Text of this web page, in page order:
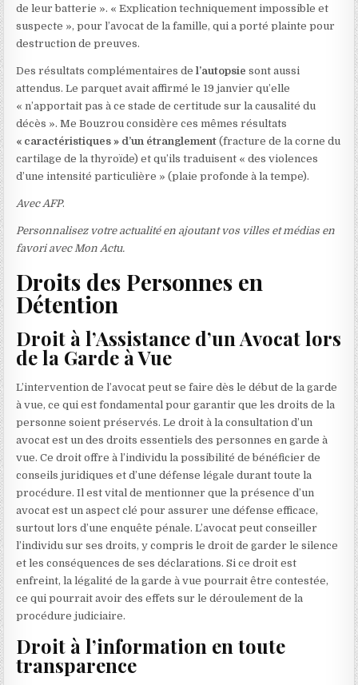
de leur batterie ». « Explication techniquement impossible et
suspecte », pour l’avocat de la famille, qui a porté plainte pour
destruction de preuves.
Des résultats complémentaires del’autopsie sont aussi
attendus. Le parquet avait affirmé le 19 janvier qu’elle
« n’apportait pas à ce stade de certitude sur la causalité du
décès ». Me Bouzrou considère ces mêmes résultats
« caractéristiques » d’un étranglement (fracture de la corne du
cartilage de la thyroïde) et qu’ils traduisent « des violences
d’une intensité particulière » (plaie profonde à la tempe).
Avec AFP.
Personnalisez votre actualité en ajoutant vos villes et médias en
favori avec Mon Actu.
Droits des Personnes en
Détention
Droit à l’Assistance d’un Avocat lors
de la Garde à Vue
L’intervention de l’avocat peut se faire dès le début de la garde
à vue, ce qui est fondamental pour garantir que les droits de la
personne soient préservés. Le droit à la consultation d’un
avocat est un des droits essentiels des personnes en garde à
vue. Ce droit offre à l’individu la possibilité de bénéficier de
conseils juridiques et d’une défense légale durant toute la
procédure. Il est vital de mentionner que la présence d’un
avocat est un aspect clé pour assurer une défense efficace,
surtout lors d’une enquête pénale. L’avocat peut conseiller
l’individu sur ses droits, y compris le droit de garder le silence
et les conséquences de ses déclarations. Si ce droit est
enfreint, la légalité de la garde à vue pourrait être contestée,
ce qui pourrait avoir des effets sur le déroulement de la
procédure judiciaire.
Droit à l’information en toute
transparence